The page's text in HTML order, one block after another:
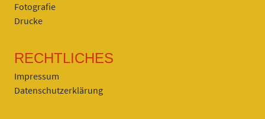
Fotografie
Drucke
RECHTLICHES
Impressum
Datenschutzerklärung